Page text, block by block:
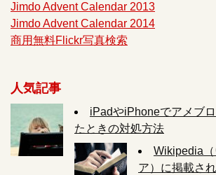
Jimdo Advent Calendar 2013
Jimdo Advent Calendar 2014
商用無料Flickr写真検索
人気記事
iPadやiPhoneでアメブ
たときの対処方法
Wikipedia
ア）に掲載さ